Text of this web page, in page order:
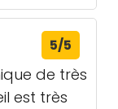
5/5
de très
est très